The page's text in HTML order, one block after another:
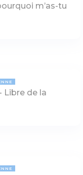
m’as-tu
Libre de la